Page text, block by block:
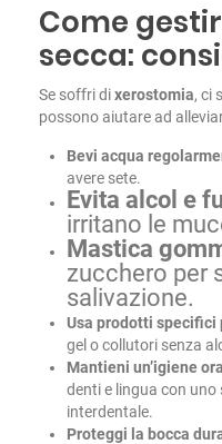
Come
secca:
Se soffri dixerostomia, ci
possono aiutare ad
Bevi acqua
avere sete.
Evita alcol e
irritano le
Mastica
zucchero per
salivazione.
Usa prodotti specifici
gel o collutori senza
Mantieni un’igiene
denti e lingua con
interdentale.
Proteggi la bocca